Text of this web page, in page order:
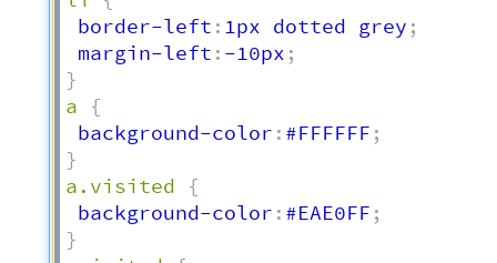
border-left : 1px dotted grey ;
margin-left : -10px ;
}
a
{
background-color : #FFFFFF ;
}
a.visited
{
background-color : #EAE0FF ;
}